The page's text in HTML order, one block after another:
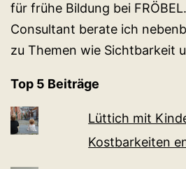
für frühe Bildung bei
Consultant berate ich
zu Themen wie Sichtbarkeit
Top 5 Beiträge
Lüttich mit
Kostbarkeiten